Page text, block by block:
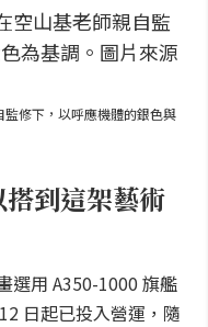
監修下，以呼應機體的銀色與
到這架藝術
選用 A350-1000 旗艦
日起已投入營運，隨